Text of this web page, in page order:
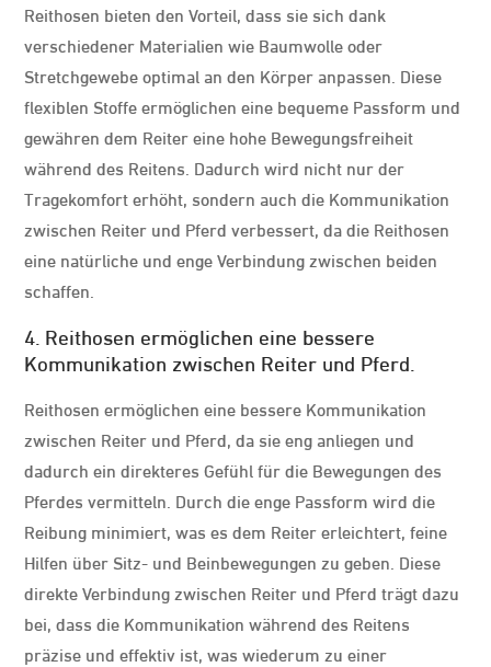
Reithosen bieten den Vorteil, dass sie sich dank
verschiedener Materialien wie Baumwolle oder
Stretchgewebe optimal an den Körper anpassen. Diese
flexiblen Stoffe ermöglichen eine bequeme Passform und
gewähren dem Reiter eine hohe Bewegungsfreiheit
während des Reitens. Dadurch wird nicht nur der
Tragekomfort erhöht, sondern auch die Kommunikation
zwischen Reiter und Pferd verbessert, da die Reithosen
eine natürliche und enge Verbindung zwischen beiden
schaffen.
4. Reithosen ermöglichen eine bessere
Kommunikation zwischen Reiter und Pferd.
Reithosen ermöglichen eine bessere Kommunikation
zwischen Reiter und Pferd, da sie eng anliegen und
dadurch ein direkteres Gefühl für die Bewegungen des
Pferdes vermitteln. Durch die enge Passform wird die
Reibung minimiert, was es dem Reiter erleichtert, feine
Hilfen über Sitz- und Beinbewegungen zu geben. Diese
direkte Verbindung zwischen Reiter und Pferd trägt dazu
bei, dass die Kommunikation während des Reitens
präzise und effektiv ist, was wiederum zu einer